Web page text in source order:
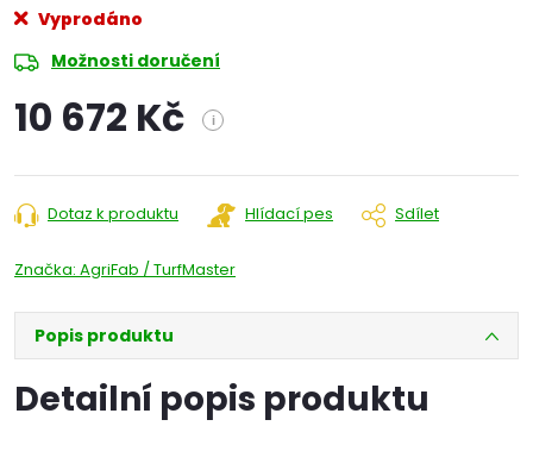
Vyprodáno
Možnosti doručení
10 672 Kč i
cena:
Dotaz k produktu Hlídací pes Sdílet
Značka: AgriFab / TurfMaster
Popis produktu
Detailní popis produktu